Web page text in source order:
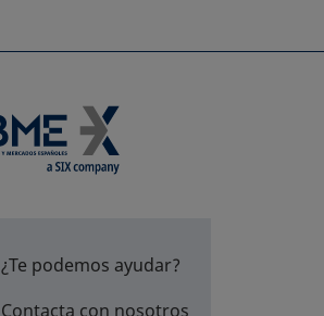
¿Te podemos ayudar?
Contacta con nosotros